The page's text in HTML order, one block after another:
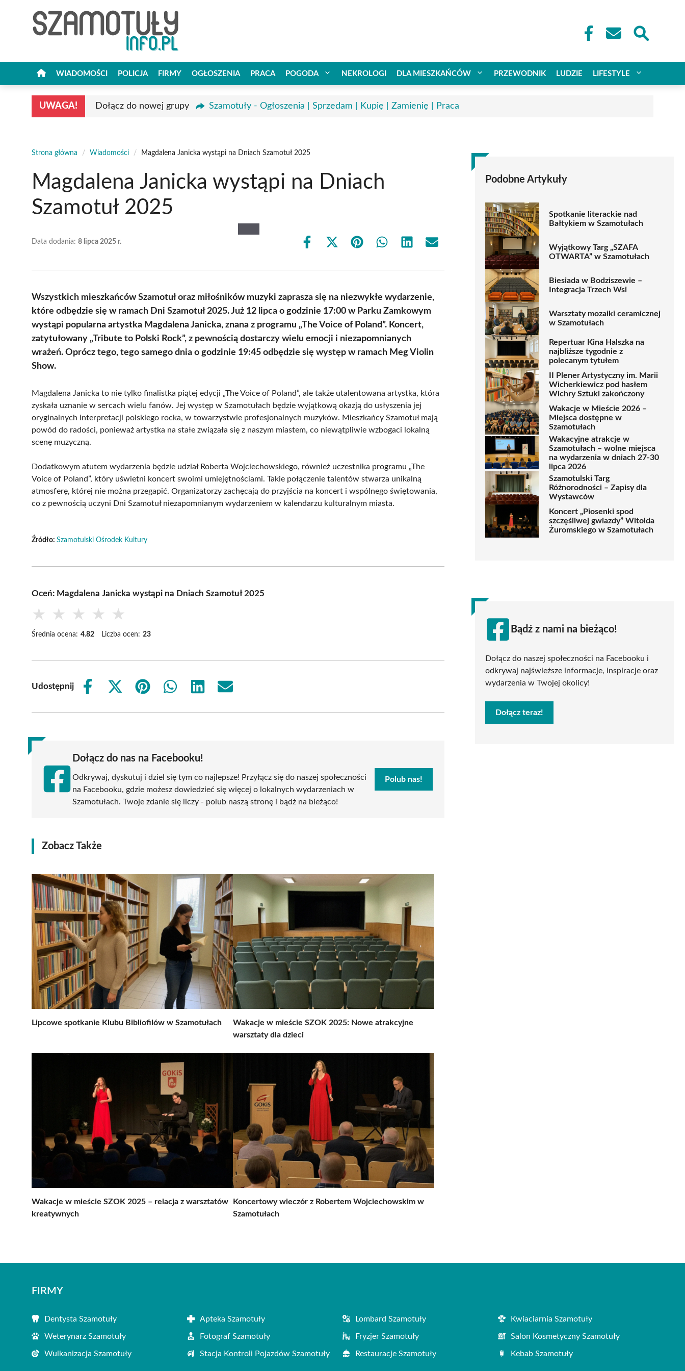
WIADOMOŚCI POLICJA FIRMY OGŁOSZENIA PRACA POGODA NEKROLOGI DLA MIESZKAŃCÓW PRZEWODNIK LUDZIE LIFESTYLE
UWAGA! Dołącz do nowej grupy Szamotuły - Ogłoszenia | Sprzedam | Kupię | Zamienię | Praca
Strona główna / Wiadomości / Magdalena Janicka wystąpi na Dniach Szamotuł 2025
Magdalena Janicka wystąpi na Dniach
Szamotuł 2025
Data dodania: 8 lipca 2025 r.
Share
Share
(Twitter)
Share Share Share Share
Wszystkich mieszkańców Szamotuł oraz miłośników muzyki zaprasza się na niezwykłe wydarzenie,
które odbędzie się w ramach Dni Szamotuł 2025. Już 12 lipca o godzinie 17:00 w Parku Zamkowym
wystąpi popularna artystka Magdalena Janicka, znana z programu „The Voice of Poland”. Koncert,
zatytułowany „Tribute to Polski Rock”, z pewnością dostarczy wielu emocji i niezapomnianych
wrażeń. Oprócz tego, tego samego dnia o godzinie 19:45 odbędzie się występ w ramach Meg Violin
Show.
Magdalena Janicka to nie tylko finalistka piątej edycji „The Voice of Poland”, ale także utalentowana artystka, która
zyskała uznanie w sercach wielu fanów. Jej występ w Szamotułach będzie wyjątkową okazją do usłyszenia jej
oryginalnych interpretacji polskiego rocka, w towarzystwie profesjonalnych muzyków. Mieszkańcy Szamotuł mają
powód do radości, ponieważ artystka na stałe związała się z naszym miastem, co niewątpliwie wzbogaci lokalną
scenę muzyczną.
Dodatkowym atutem wydarzenia będzie udział Roberta Wojciechowskiego, również uczestnika programu „The
Voice of Poland”, który uświetni koncert swoimi umiejętnościami. Takie połączenie talentów stwarza unikalną
atmosferę, której nie można przegapić. Organizatorzy zachęcają do przyjścia na koncert i wspólnego świętowania,
co z pewnością uczyni Dni Szamotuł niezapomnianym wydarzeniem w kalendarzu kulturalnym miasta.
Źródło: Szamotulski Ośrodek Kultury
Oceń: Magdalena Janicka wystąpi na Dniach Szamotuł 2025
★ ★ ★ ★ ★
Średnia ocena: 4.82 Liczba ocen: 23
Udostępnij
Share
Share
(Twitter)
Share
Share
Share
Share
Dołącz do nas na Facebooku!
Odkrywaj, dyskutuj i dziel się tym co najlepsze! Przyłącz się do naszej społeczności
na Facebooku, gdzie możesz dowiedzieć się więcej o lokalnych wydarzeniach w
Szamotułach. Twoje zdanie się liczy - polub naszą stronę i bądź na bieżąco!
Polub nas!
Zobacz Także
Lipcowe spotkanie Klubu Bibliofilów w Szamotułach
Wakacje w mieście SZOK 2025: Nowe atrakcyjne
warsztaty dla dzieci
Wakacje w mieście SZOK 2025 – relacja z warsztatów
kreatywnych
Koncertowy wieczór z Robertem Wojciechowskim w
Szamotułach
Podobne Artykuły
Spotkanie literackie nad
Bałtykiem w Szamotułach
Wyjątkowy Targ „SZAFA
OTWARTA” w Szamotułach
Biesiada w Bodziszewie –
Integracja Trzech Wsi
Warsztaty mozaiki ceramicznej
w Szamotułach
Repertuar Kina Halszka na
najbliższe tygodnie z
polecanym tytułem
II Plener Artystyczny im. Marii
Wicherkiewicz pod hasłem
Wichry Sztuki zakończony
Wakacje w Mieście 2026 –
Miejsca dostępne w
Szamotułach
Wakacyjne atrakcje w
Szamotułach – wolne miejsca
na wydarzenia w dniach 27-30
lipca 2026
Szamotulski Targ
Różnorodności – Zapisy dla
Wystawców
Koncert „Piosenki spod
szczęśliwej gwiazdy” Witolda
Żuromskiego w Szamotułach
Bądź z nami na bieżąco!
Dołącz do naszej społeczności na Facebooku i
odkrywaj najświeższe informacje, inspiracje oraz
wydarzenia w Twojej okolicy!
Dołącz teraz!
FIRMY
Dentysta Szamotuły Apteka Szamotuły Lombard Szamotuły Kwiaciarnia Szamotuły
Weterynarz Szamotuły Fotograf Szamotuły Fryzjer Szamotuły Salon Kosmetyczny Szamotuły
Wulkanizacja Szamotuły Stacja Kontroli Pojazdów Szamotuły Restauracje Szamotuły Kebab Szamotuły